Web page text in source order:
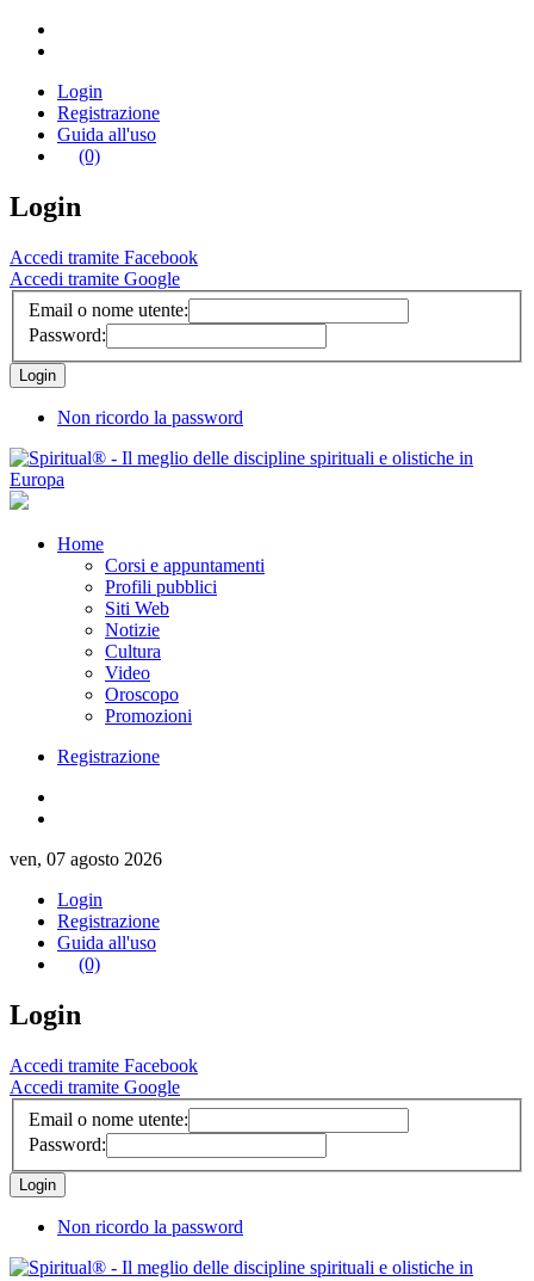
Login
Registrazione
Guida all'uso
(0)
Login
Accedi tramite Facebook
Accedi tramite Google
Email o nome utente:
Password:
Non ricordo la password
Home
Corsi e appuntamenti
Profili pubblici
Siti Web
Notizie
Cultura
Video
Oroscopo
Promozioni
Registrazione
ven, 07 agosto 2026
Login
Registrazione
Guida all'uso
(0)
Login
Accedi tramite Facebook
Accedi tramite Google
Email o nome utente:
Password:
Non ricordo la password